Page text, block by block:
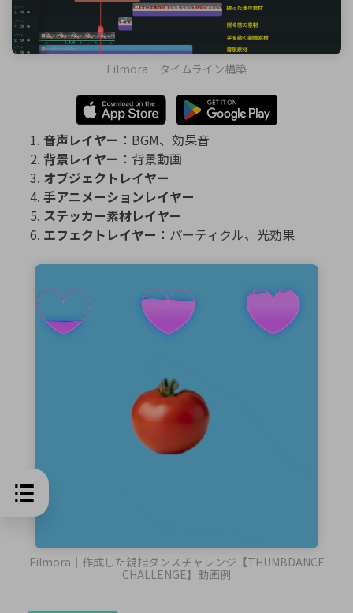
Filmora｜タイムライン構築
音声レイヤー ：BGM、効果音
背景レイヤー ：背景動画
オブジェクトレイヤー
手アニメーションレイヤー
ステッカー素材レイヤー
エフェクトレイヤー ：パーティクル、光効果
Filmora｜作成した親指ダンスチャレンジ【THUMBDANCE
CHALLENGE】動画例